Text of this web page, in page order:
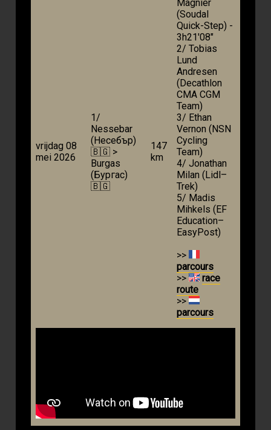
vrijdag 08
mei 2026
1/
Nessebar
(Несебър)
🇧🇬 >
Burgas
(Бургас)
🇧🇬
147
km
Magnier
(Soudal
Quick-Step) -
3h21'08"
2/ Tobias
Lund
Andresen
(Decathlon
CMA CGM
Team)
3/ Ethan
Vernon (NSN
Cycling
Team)
4/ Jonathan
Milan (Lidl–
Trek)
5/ Madis
Mihkels (EF
Education–
EasyPost)
>>
parcours
>>
race
route
>>
parcours